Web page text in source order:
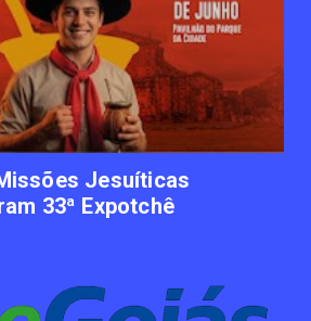
apostam em iniciativas de
corporativa pa...
June 09, 2023
UNCATEGORIZED
ajuda advogados a
sua vida financ...
June 09, 2023Jesuíticas
33ª Expotchê